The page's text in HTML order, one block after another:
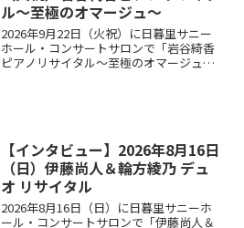
ル～至極のオマージュ～
2026年9月22日（火祝）に日暮里サニー
ホール・コンサートサロンで「岩谷綺香
ピアノリサイタル～至極のオマージュ
【インタビュー】2026年8月16日
（日）伊藤尚人＆輪方綾乃 デュ
オ リサイタル
2026年8月16日（日）に日暮里サニーホ
ール・コンサートサロンで「伊藤尚人＆